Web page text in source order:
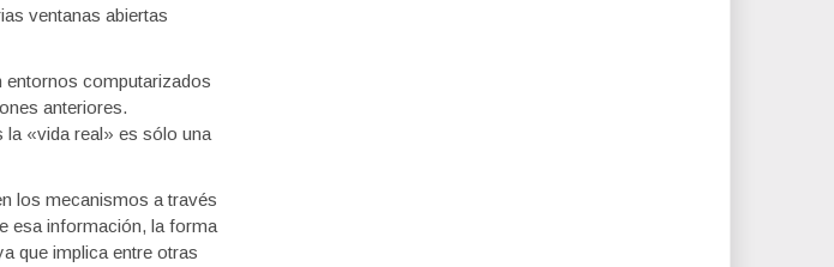
ventanas abiertas
entornos computarizados
anteriores.
la «vida real» es sólo una
los mecanismos a través
esa información, la forma
que implica entre otras